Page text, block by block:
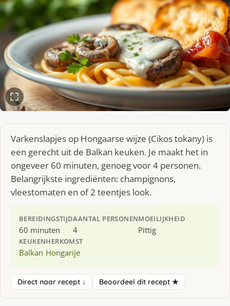
Varkenslapjes op Hongaarse wijze (Cikos tokany) is
een gerecht uit de Balkan keuken. Je maakt het in
ongeveer 60 minuten, genoeg voor 4 personen.
Belangrijkste ingrediënten: champignons,
vleestomaten en of 2 teentjes look.
BEREIDINGSTIJD
60 minuten
AANTAL PERSONEN
4
MOEILIJKHEID
Pittig
KEUKEN
Balkan
HERKOMST
Hongarije
Direct naar recept ↓ Beoordeel dit recept ★